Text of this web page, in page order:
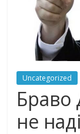
Uncategorized
Браво
не